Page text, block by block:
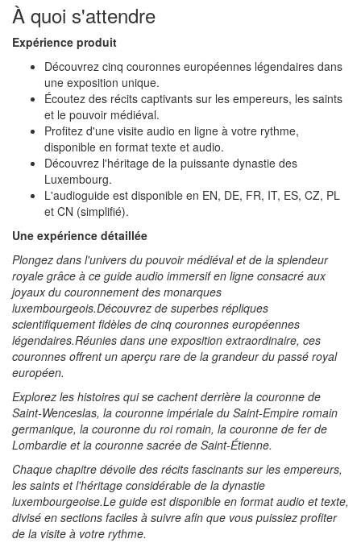
À quoi s'attendre
Expérience produit
Découvrez cinq couronnes européennes légendaires dans
une exposition unique.
Écoutez des récits captivants sur les empereurs, les saints
et le pouvoir médiéval.
Profitez d'une visite audio en ligne à votre rythme,
disponible en format texte et audio.
Découvrez l'héritage de la puissante dynastie des
Luxembourg.
L'audioguide est disponible en EN, DE, FR, IT, ES, CZ, PL
et CN (simplifié).
Une expérience détaillée
Plongez dans l'univers du pouvoir médiéval et de la splendeur
royale grâce à ce guide audio immersif en ligne consacré aux
joyaux du couronnement des monarques
luxembourgeois.Découvrez de superbes répliques
scientifiquement fidèles de cinq couronnes européennes
légendaires.Réunies dans une exposition extraordinaire, ces
couronnes offrent un aperçu rare de la grandeur du passé royal
européen.
Explorez les histoires qui se cachent derrière la couronne de
Saint-Wenceslas, la couronne impériale du Saint-Empire romain
germanique, la couronne du roi romain, la couronne de fer de
Lombardie et la couronne sacrée de Saint-Étienne.
Chaque chapitre dévoile des récits fascinants sur les empereurs,
les saints et l'héritage considérable de la dynastie
luxembourgeoise.Le guide est disponible en format audio et texte,
divisé en sections faciles à suivre afin que vous puissiez profiter
de la visite à votre rythme.